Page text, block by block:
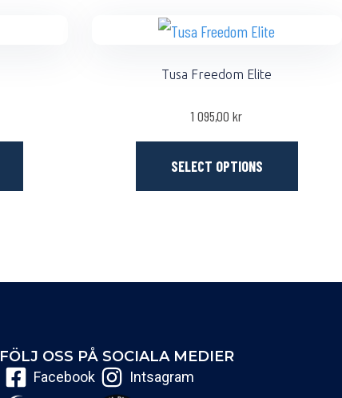
Tusa Freedom Elite
1 095,00kr
SELECT OPTIONS
FÖLJ OSS PÅ SOCIALA MEDIER
Facebook Intsagram